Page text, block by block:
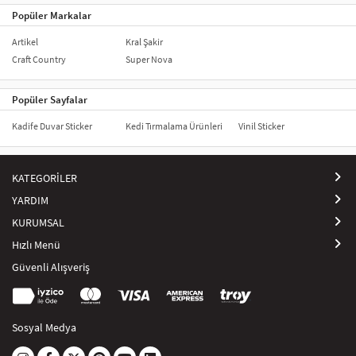
bir etki yaratır. Hem estetik hem de fonksiyonel amaçlarla
ve sürücüler için yaratıcı bir ifade biçimi sunar.
Popüler Markalar
Artikel
Craft Country
Kral Şakir
Super Nova
Popüler Sayfalar
Kadife Duvar Sticker Kedi Tırmalama Ürünleri Vinil Sticker
KATEGORİLER
YARDIM
KURUMSAL
Hızlı Menü
Güvenli Alışveriş
Sosyal Medya